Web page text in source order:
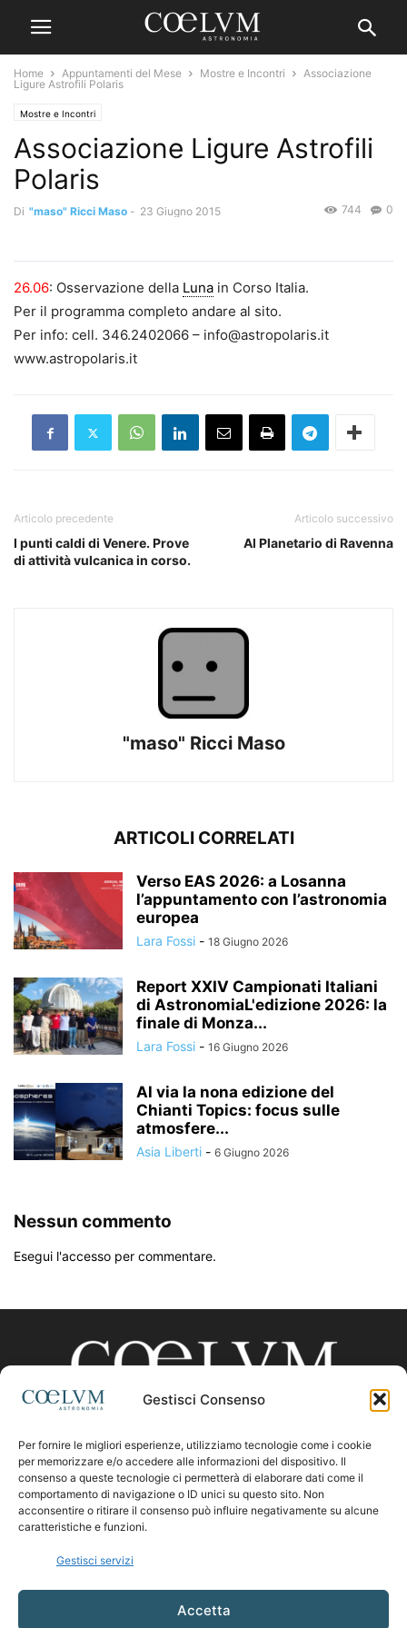
Gestisci Consenso
Per fornire le migliori esperienze, utilizziamo tecnologie come i cookie
per memorizzare e/o accedere alle informazioni del dispositivo. Il
consenso a queste tecnologie ci permetterà di elaborare dati come il
comportamento di navigazione o ID unici su questo sito. Non
acconsentire o ritirare il consenso può influire negativamente su alcune
caratteristiche e funzioni.
Gestisci servizi
Accetta
Home Appuntamenti del Mese Mostre e Incontri
Associazione
Ligure Astrofili Polaris
Mostre e Incontri
Associazione Ligure Astrofili
Polaris
Di "maso" Ricci Maso - 23 Giugno 2015 0
744
26.06: Osservazione della Luna in Corso Italia.
Per il programma completo andare al sito.
Per info: cell. 346.2402066 – info@astropolaris.it
www.astropolaris.it
Articolo precedente
I punti caldi di Venere. Prove
di attività vulcanica in corso.
Articolo successivo
Al Planetario di Ravenna
"maso" Ricci Maso
ARTICOLI CORRELATI
Verso EAS 2026: a Losanna
l’appuntamento con l’astronomia
europea
Lara Fossi - 18 Giugno 2026
Report XXIV Campionati Italiani
di AstronomiaL'edizione 2026: la
finale di Monza...
Lara Fossi - 16 Giugno 2026
Al via la nona edizione del
Chianti Topics: focus sulle
atmosfere...
Asia Liberti - 6 Giugno 2026
Nessun commento
Esegui l'accesso per commentare.
CHI SIAMO
Contattaci:coelumastro@coelum.com